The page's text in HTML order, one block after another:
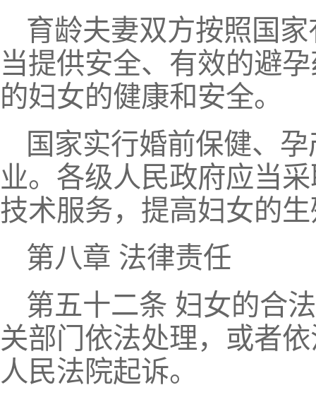
育龄夫妻双方按照国
当提供安全、有效的避
的妇女的健康和安全。
国家实行婚前保健、
业。各级人民政府应当
技术服务，提高妇女的
第八章 法律责任
第五十二条 妇女的合
关部门依法处理，或者
人民法院起诉。